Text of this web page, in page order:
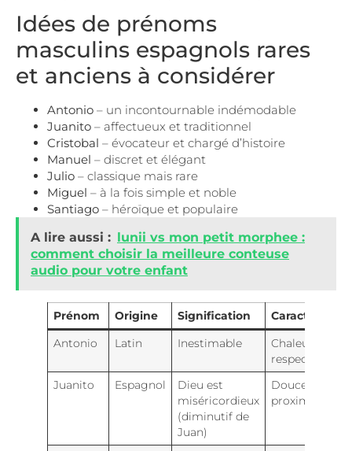
Idées de prénoms
masculins espagnols rares
et anciens à considérer
Antonio – un incontournable indémodable
Juanito – affectueux et traditionnel
Cristobal – évocateur et chargé d’histoire
Manuel – discret et élégant
Julio – classique mais rare
Miguel – à la fois simple et noble
Santiago – héroïque et populaire
A lire aussi :
lunii vs mon petit morphee :
comment choisir la meilleure conteuse
audio pour votre enfant
Prénom Origine Signification Caractère
Antonio Latin Inestimable
Chaleureux,
respecté
Juanito Espagnol
Dieu est
miséricordieux
(diminutif de
Juan)
Douceur,
proximité